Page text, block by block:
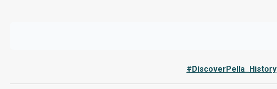
#DiscoverPella_History